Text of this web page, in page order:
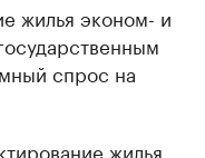
жилья эконом- и
спрос на
жилья